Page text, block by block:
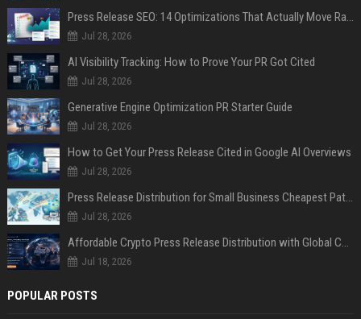
Press Release SEO: 14 Optimizations That Actually Move Rankings
Jul 28, 2026
AI Visibility Tracking: How to Prove Your PR Got Cited
Jul 28, 2026
Generative Engine Optimization PR Starter Guide
Jul 28, 2026
How to Get Your Press Release Cited in Google AI Overviews
Jul 28, 2026
Press Release Distribution for Small Business Cheapest Path to Real Coverage
Jul 28, 2026
Affordable Crypto Press Release Distribution with Global Coverage
Jul 18, 2026
POPULAR POSTS